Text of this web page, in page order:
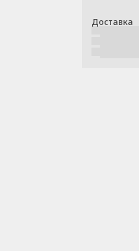
Доставка